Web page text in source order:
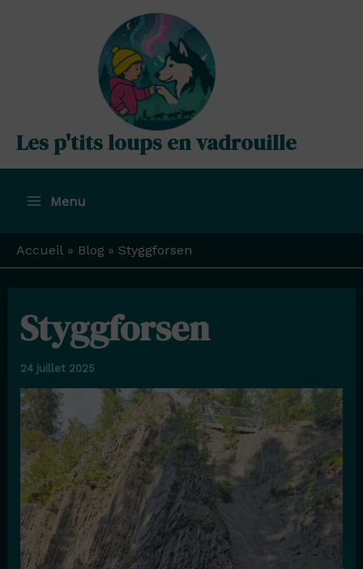
Les p'tits loups en vadrouille
Menu
Menu
Accueil Blog Styggforsen
Styggforsen
24 juillet 2025